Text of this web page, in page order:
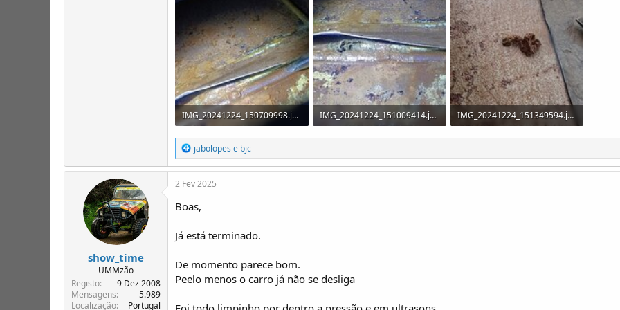
IMG_20241224_150709998.jpg
57,3 KB · Visualizações: 27
IMG_20241224_151009414.jpg
33 KB · Visualizações: 28
IMG_20241224_151349594.jpg
46,6 KB · Visualizações: 30
R
e
a
ç
e
s
jabolopes e bjc
show_time
UMMzão
Registo
9 Dez 2008
Mensagens
5.989
Localização
Portugal
2 Fev 2025
Boas,
Já está terminado.
De momento parece bom.
Peelo menos o carro já não se desliga